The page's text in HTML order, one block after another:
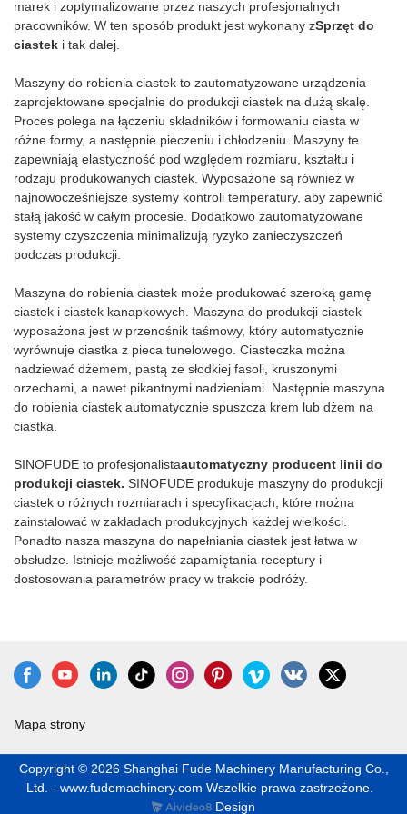
marek i zoptymalizowane przez naszych profesjonalnych
pracowników. W ten sposób produkt jest wykonany zSprzęt do
ciastek i tak dalej.
Maszyny do robienia ciastek to zautomatyzowane urządzenia
zaprojektowane specjalnie do produkcji ciastek na dużą skalę.
Proces polega na łączeniu składników i formowaniu ciasta w
różne formy, a następnie pieczeniu i chłodzeniu. Maszyny te
zapewniają elastyczność pod względem rozmiaru, kształtu i
rodzaju produkowanych ciastek. Wyposażone są również w
najnowocześniejsze systemy kontroli temperatury, aby zapewnić
stałą jakość w całym procesie. Dodatkowo zautomatyzowane
systemy czyszczenia minimalizują ryzyko zanieczyszczeń
podczas produkcji.
Maszyna do robienia ciastek może produkować szeroką gamę
ciastek i ciastek kanapkowych. Maszyna do produkcji ciastek
wyposażona jest w przenośnik taśmowy, który automatycznie
wyrównuje ciastka z pieca tunelowego. Ciasteczka można
nadziewać dżemem, pastą ze słodkiej fasoli, kruszonymi
orzechami, a nawet pikantnymi nadzieniami. Następnie maszyna
do robienia ciastek automatycznie spuszcza krem ​​lub dżem na
ciastka.
SINOFUDE to profesjonalistaautomatyczny producent linii do
produkcji ciastek. SINOFUDE produkuje maszyny do produkcji
ciastek o różnych rozmiarach i specyfikacjach, które można
zainstalować w zakładach produkcyjnych każdej wielkości.
Ponadto nasza maszyna do napełniania ciastek jest łatwa w
obsłudze. Istnieje możliwość zapamiętania receptury i
dostosowania parametrów pracy w trakcie podróży.
formowania ciastek. -lub linia
do produkcji miękkich ciastek i
ciastek, tylko maszyna do
piekarnikiem wlotowym mogą
być całym procesem
formowania.
dziesiątki rodzajów ciasteczek i
ciastek. Posiada funkcję
przechowywania w pamięci;
utworzone typy plików cookie.
Możesz także ustawić sposób
formowania plików cookie
(odkładanie lub cięcie drutu),
prędkość roboczą, odstęp
między plikami cookie itp. Za
pomocą ekranu dotykowego,
według potrzeb.Do wyboru
mamy ponad 30 rodzajów dysz,
klienci mogą wybierać w
Przybierające kształt przekąski i
ciasteczka mają niepowtarzalną
formę i przystojny
wygląd.Zielony korpus
wykonany przez to urządzenie
można piec w piekarniku
obrotowym z gorącym
powietrzem lub piecu
Mapa strony
Copyright © 2026 Shanghai Fude Machinery Manufacturing Co.,
Ltd. - www.fudemachinery.com Wszelkie prawa zastrzeżone.
Design